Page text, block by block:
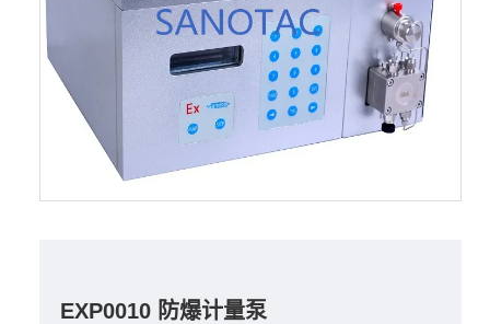
EXP0010 防爆计量泵